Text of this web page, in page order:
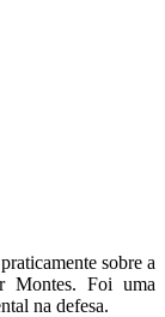
sobre a
Montes. Foi uma
na defesa.